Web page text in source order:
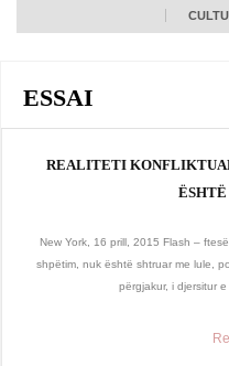
ESSAI
REALITETI
New York, 16 prill, 2015 Flash –
shpëtim, nuk është shtruar me lule,
përgjakur, i djersitur e